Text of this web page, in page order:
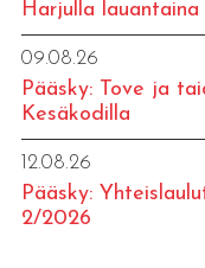
Harjulla lauantaina
09.08.26
Pääsky: Tove ja
Kesäkodilla
12.08.26
Pääsky:
2/2026